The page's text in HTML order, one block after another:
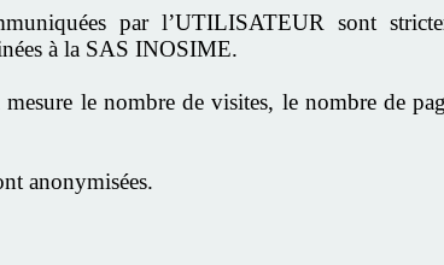
par l’UTILISATEUR sont
à la SAS INOSIME.
le nombre de visites, le nombre de
anonymisées.